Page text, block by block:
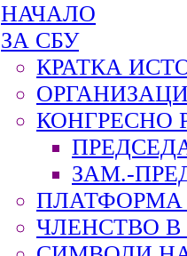
НАЧАЛО
ЗА СБУ
КРАТКА
КОНГРЕСНО
ЗАМ.-
ПЛАТФОРМА
ЧЛЕНСТВО В